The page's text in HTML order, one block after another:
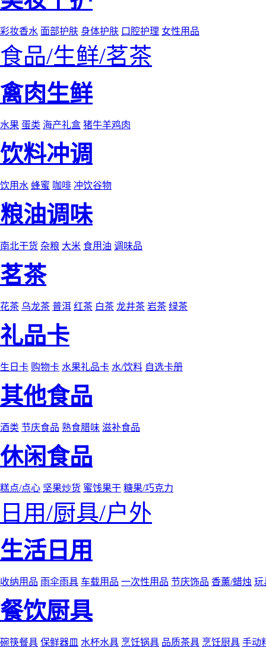
彩妆香水 面部护肤 身体护肤 口腔护理 女性用品
食品/生鲜/茗茶
禽肉生鲜
水果 蛋类 海产礼盒 猪牛羊鸡肉
饮料冲调
饮用水 蜂蜜 咖啡 冲饮谷物
粮油调味
南北干货 杂粮 大米 食用油 调味品
茗茶
花茶 乌龙茶 普洱 红茶 白茶 龙井茶 岩茶 绿茶
礼品卡
生日卡 购物卡 水果礼品卡 水/饮料 自选卡册
其他食品
酒类 节庆食品 熟食腊味 滋补食品
休闲食品
糕点/点心 坚果炒货 蜜饯果干 糖果/巧克力
日用/厨具/户外
生活日用
收纳用品 雨伞雨具 车载用品 一次性用品 节庆饰品 香薰/蜡烛 玩
餐饮厨具
碗筷餐具 保鲜器皿 水杯水具 烹饪锅具 品质茶具 烹饪厨具 手动